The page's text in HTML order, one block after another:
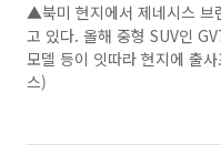
▲북미 현지에서 제네시스 브
고 있다. 올해 중형 SUV인
모델 등이 잇따라 현지에 출
스)